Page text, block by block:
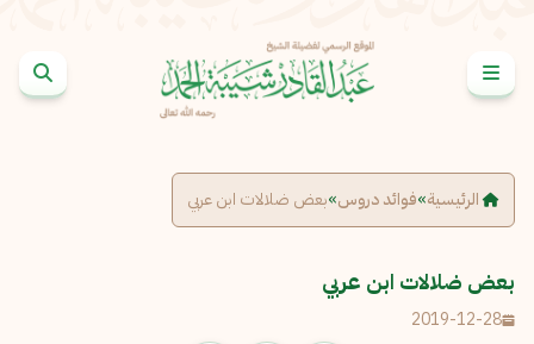
الرئيسية»فوائد دروس»بعض ضلالات ابن عربي
بعض ضلالات ابن عربي
2019-12-28
الإبلاغ عن مشكلة
الرسالة